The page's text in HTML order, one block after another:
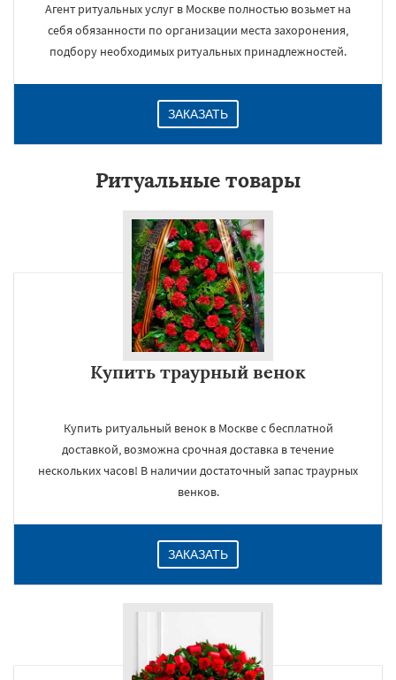
Агент ритуальных услуг в Москве полностью возьмет на
себя обязанности по организации места захоронения,
подбору необходимых ритуальных принадлежностей.
ЗАКАЗАТЬ
Ритуальные товары
Купить траурный венок
Купить ритуальный венок в Москве с бесплатной
доставкой, возможна срочная доставка в течение
нескольких часов! В наличии достаточный запас траурных
венков.
ЗАКАЗАТЬ